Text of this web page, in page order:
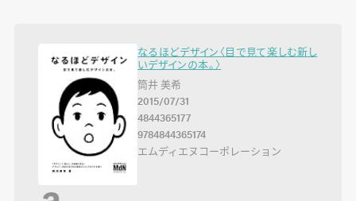
なるほどデザイン〈目で見て楽しむ新し
いデザインの本。〉
筒井 美希
2015/07/31
4844365177
9784844365174
エムディエヌコーポレーション